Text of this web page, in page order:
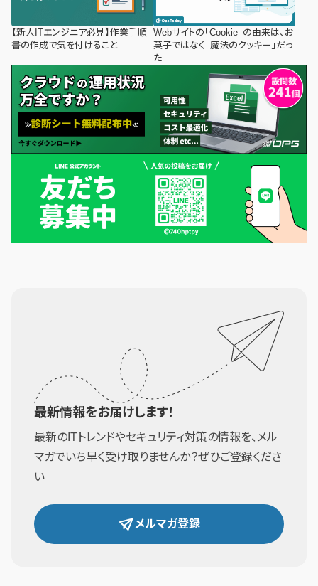
【新人ITエンジニア必見】作業手順
書の作成で気を付けること
Webサイトの「Cookie」の由来は、お
菓子ではなく「魔法のクッキー」だっ
た
最新情報をお届けします！
最新のITトレンドやセキュリティ対策の情報を、メル
マガでいち早く受け取りませんか？ぜひご登録くださ
い
メルマガ登録